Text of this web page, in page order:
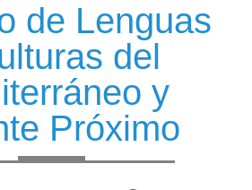
de Lenguas
del
y
Próximo